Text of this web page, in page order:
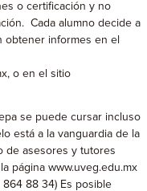
o certificación y no
Cada alumno decide a
obtener informes en el
o en el sitio
se puede cursar incluso
está a la vanguardia de la
de asesores y tutores
página www.uveg.edu.mx
88 34) Es posible